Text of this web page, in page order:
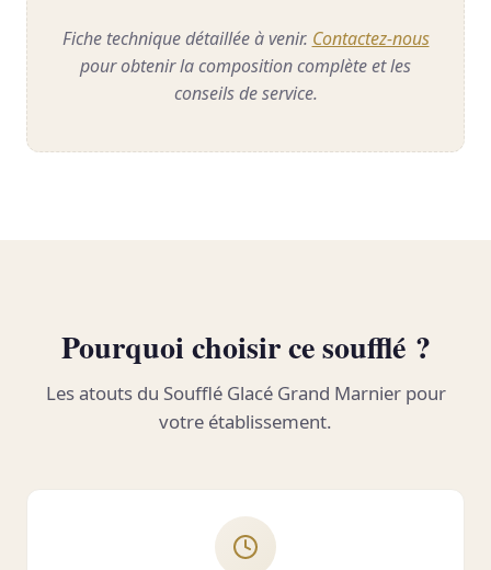
Fiche technique détaillée à venir. Contactez-nous
pour obtenir la composition complète et les
conseils de service.
Pourquoi choisir ce soufflé ?
Les atouts du Soufflé Glacé Grand Marnier pour
votre établissement.